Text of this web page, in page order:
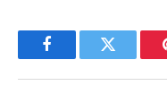
FacebookTwitter